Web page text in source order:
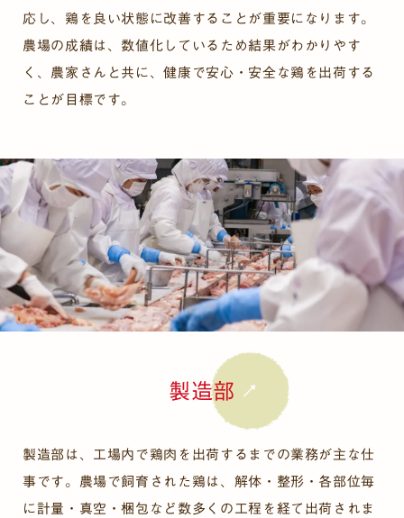
応し、鶏を良い状態に改善することが重要になります。
農場の成績は、数値化しているため結果がわかりやす
く、農家さんと共に、健康で安心・安全な鶏を出荷する
ことが目標です。
製造部
製造部は、工場内で鶏肉を出荷するまでの業務が主な仕
事です。農場で飼育された鶏は、解体・整形・各部位毎
に計量・真空・梱包など数多くの工程を経て出荷されま